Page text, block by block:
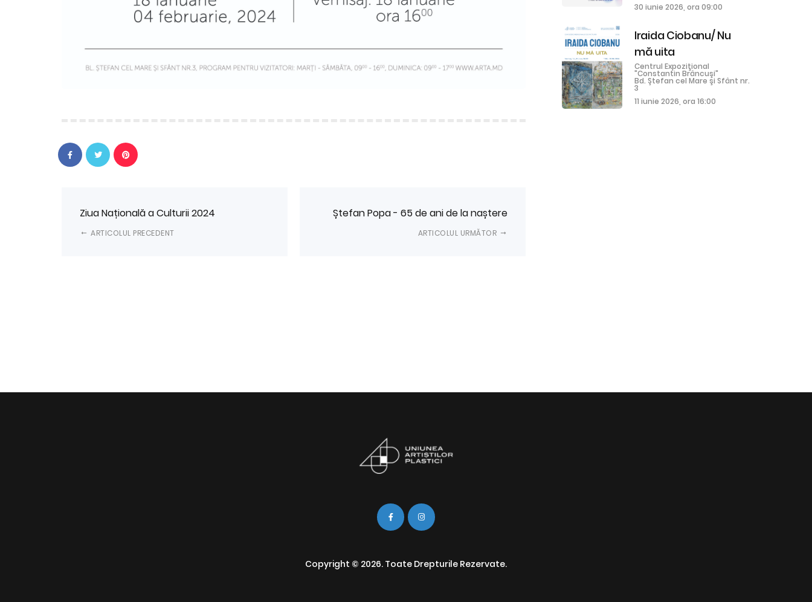
Ziua Națională a Culturii 2024
ARTICOLUL PRECEDENT
Ștefan Popa - 65 de ani de la naștere
ARTICOLUL URMĂTOR
30 iunie 2026, ora 09:00
Iraida Ciobanu/ Nu
mă uita
Centrul Expoziţional
"Constantin Brâncuşi"
Bd. Ştefan cel Mare şi Sfânt nr.
3
11 iunie 2026, ora 16:00
Copyright © 2026. Toate Drepturile Rezervate.